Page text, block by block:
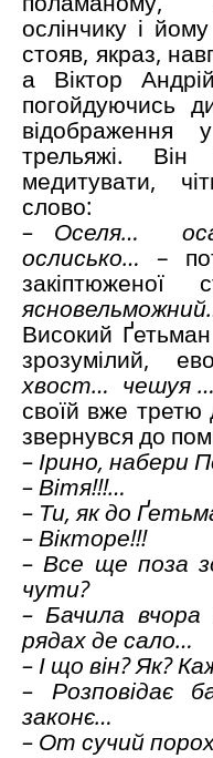
ослінчику і
стояв, якраз,
а Віктор
погойдуючись
відображення
трельяжі. Він
медитувати,
слово:
– Оселя…
ослисько… –
Високий
зрозумілий,
хвост… чешуя
своїй вже третю
звернувся до
– Ірино, набери
– Вітя!!!…
– Ти, як до
– Вікторе!!!
– Все ще поза
чути?
– Бачила
рядах де сало…
– І що він? Як?
– Розповідає
законє…
– От сучий